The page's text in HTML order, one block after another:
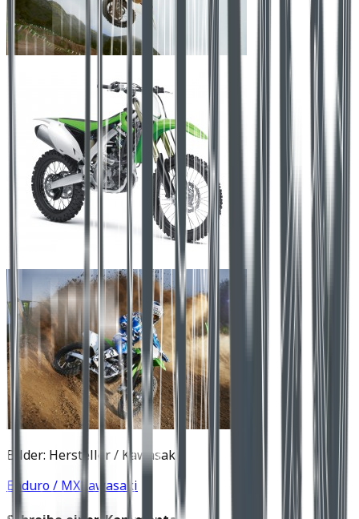
Bilder: Hersteller / Kawasaki
Enduro / MXKawasaki